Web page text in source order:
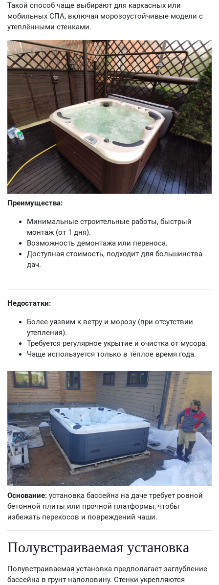
Такой способ чаще выбирают для каркасных или
мобильных СПА, включая морозоустойчивые модели с
утеплёнными стенками.
Преимущества:
Минимальные строительные работы, быстрый
монтаж (от 1 дня).
Возможность демонтажа или переноса.
Доступная стоимость, подходит для большинства
дач.
Недостатки:
Более уязвим к ветру и морозу (при отсутствии
утепления).
Требуется регулярное укрытие и очистка от мусора.
Чаще используется только в тёплое время года.
Основание: установка бассейна на даче требует ровной
бетонной плиты или прочной платформы, чтобы
избежать перекосов и повреждений чаши.
Полувстраиваемая установка
Полувстраиваемая установка предполагает заглубление
бассейна в грунт наполовину. Стенки укрепляются